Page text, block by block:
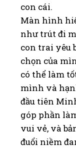
con cái.
Màn hình
như trút đi
con trai yêu
chọn của
có thể làm
mình và
đầu tiên
góp phần
vui vẻ, và
đuổi niềm